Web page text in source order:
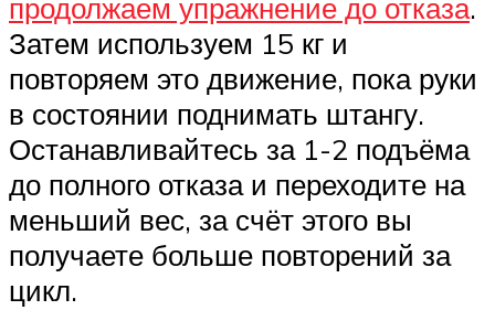
продолжаем упражнение до отказа.
Затем используем 15 кг и
повторяем это движение, пока руки
в состоянии поднимать штангу.
Останавливайтесь за 1-2 подъёма
до полного отказа и переходите на
меньший вес, за счёт этого вы
получаете больше повторений за
цикл.